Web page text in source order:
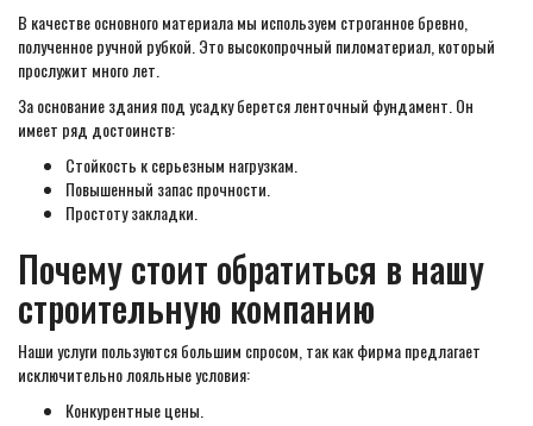
В качестве основного материала мы используем строганное бревно,
полученное ручной рубкой. Это высокопрочный пиломатериал, который
прослужит много лет.
За основание здания под усадку берется ленточный фундамент. Он
имеет ряд достоинств:
Стойкость к серьезным нагрузкам.
Повышенный запас прочности.
Простоту закладки.
Почему стоит обратиться в нашу
строительную компанию
Наши услуги пользуются большим спросом, так как фирма предлагает
исключительно лояльные условия:
Конкурентные цены.